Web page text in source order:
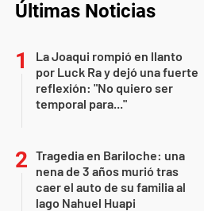
Últimas Noticias
La Joaqui rompió en llanto
por Luck Ra y dejó una fuerte
reflexión: "No quiero ser
temporal para..."
Tragedia en Bariloche: una
nena de 3 años murió tras
caer el auto de su familia al
lago Nahuel Huapi